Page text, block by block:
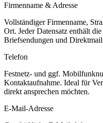
Firmenname & Adresse
Vollständiger Firmenname,
Ort. Jeder Datensatz enthält
Briefsendungen und
Telefon
Festnetz- und ggf.
Kontaktaufnahme. Ideal für
direkt ansprechen möchten.
E-Mail-Adresse